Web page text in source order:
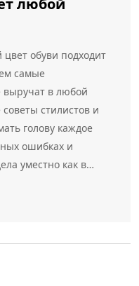
любой
цвет обуви подходит
самые
выручат в любой
стилистов и
голову каждое
ошибках и
уместно как в
базу без